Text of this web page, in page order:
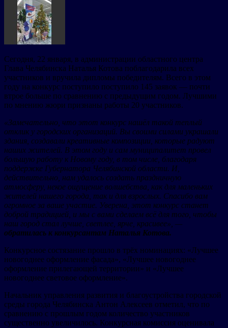
Сегодня, 22 января, в администрации областного центра
Глава Челябинска Наталья Котова поблагодарила всех
участников и вручила дипломы победителям. Всего в этом
году на конкурс поступило поступило 145 заявок — почти
втрое больше по сравнению с предыдущим годом. Лучшими
по мнению жюри признаны работы 20 участников.
«Замечательно, что этот конкурс нашёл такой теплый
отклик у городских организаций. Вы своими силами украшали
здания, создавали креативные композиции, которые радуют
наших жителей. В этом году и сам муниципалитет провел
большую работу к Новому году, в том числе, благодаря
поддержке Губернатора Челябинской области. И,
действительно, нам удалось создать праздничную
атмосферу, некое ощущение волшебства, как для маленьких
жителей нашего города, так и для взрослых. Спасибо вам
огромное за ваше участие. Уверена, этот конкурс станет
доброй традицией, и мы с вами сделаем всё для того, чтобы
наш город стал лучше, светлее, ярче, красивее», —
обратилась к конкурсантам Наталья Котова.
Конкурсное состязание прошло в трёх номинациях: «Лучшее
новогоднее оформление фасада», «Лучшее новогоднее
оформление прилегающей территории» и «Лучшее
новогоднее световое оформление».
Начальник управления развития и благоустройства городской
среды города Челябинска Антон Алексеев отметил, что по
сравнению с прошлым годом количество участников
существенно увеличилось. Конкурсная комиссия оценивала